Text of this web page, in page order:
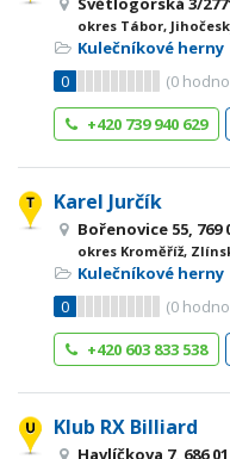
okres Tábor,
Kulečníkové herny
0
(0
+420 739 940 629
Karel Jurčík
Bořenovice 55, 769
okres Kroměříž,
Kulečníkové herny
0
(0
+420 603 833 538
Klub RX Billiard
Havlíčkova 7, 686